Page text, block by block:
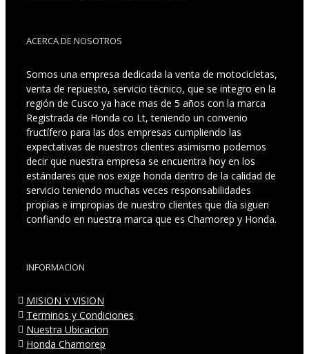
ACERCA DE NOSOTROS
Somos una empresa dedicada la venta de motocicletas,
venta de repuesto, servicio técnico, que se integro en la
región de Cusco ya hace mas de 5 años con la marca
Registrada de Honda co Lt, teniendo un convenio
fructífero para las dos empresas cumpliendo las
expectativas de nuestros clientes asimismo podemos
decir que nuestra empresa se encuentra hoy en los
estándares que nos exige honda dentro de la calidad de
servicio teniendo muchas veces responsabilidades
propias e impropias de nuestro clientes que día siguen
confiando en nuestra marca que es Chamorep y Honda.
INFORMACION
MISION Y VISION
Terminos y Condiciones
Nuestra Ubicacion
Honda Chamorep